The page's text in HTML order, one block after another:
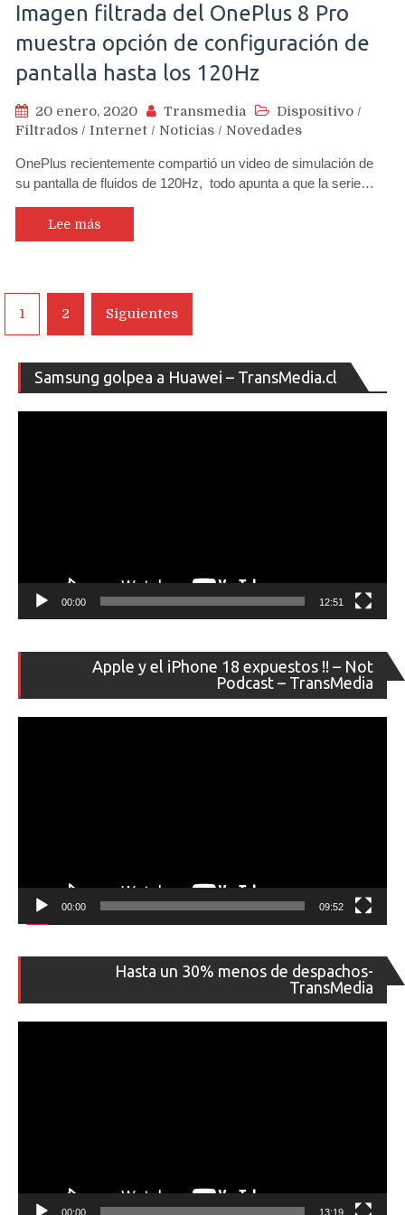
Imagen filtrada del OnePlus 8 Pro
muestra opción de configuración de
pantalla hasta los 120Hz
20 enero, 2020 Transmedia Dispositivo /
Filtrados / Internet / Noticias / Novedades
OnePlus recientemente compartió un video de simulación de
su pantalla de fluidos de 120Hz, todo apunta a que la serie…
Lee más
Navegación
de
entradas
1 2 Siguientes
Samsung golpea a Huawei – TransMedia.cl
de
00:00 12:51
Apple y el iPhone 18 expuestos !! – Not
Podcast – TransMedia
de
00:00 09:52
Hasta un 30% menos de despachos-
TransMedia
de
00:00 13:19